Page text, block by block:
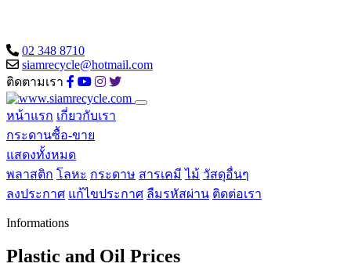
02 348 8710
siamrecycle@hotmail.com
ติดตามเรา
หน้าแรก เกี่ยวกับเรา
กระดานซื้อ-ขาย
แสดงทั้งหมด
พลาสติก โลหะ กระดาษ สารเคมี ไม้ วัสดุอื่นๆ
ลงประกาศ แก้ไขประกาศ ลืมรหัสผ่าน ติดต่อเรา
Informations
Plastic and Oil Prices